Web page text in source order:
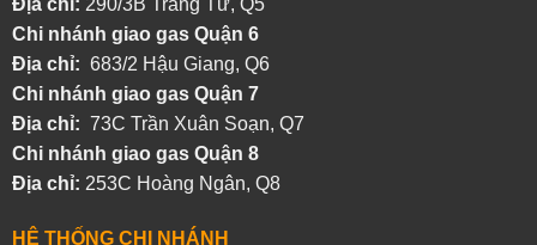
Địa chỉ: 290/3B Trang Tử, Q5
Chi nhánh giao gas Quận 6
Địa chỉ: 683/2 Hậu Giang, Q6
Chi nhánh giao gas Quận 7
Địa chỉ: 73C Trần Xuân Soạn, Q7
Chi nhánh giao gas Quận 8
Địa chỉ: 253C Hoàng Ngân, Q8
HỆ THỐNG CHI NHÁNH